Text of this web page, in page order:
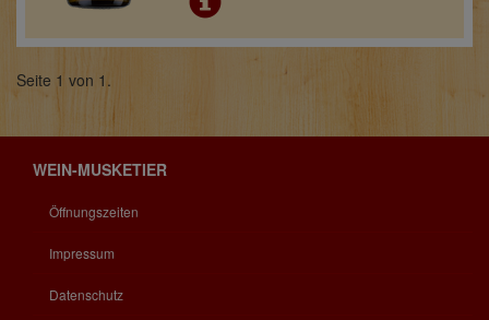
Seite 1 von 1.
WEIN-MUSKETIER
Öffnungszeiten
Impressum
Datenschutz